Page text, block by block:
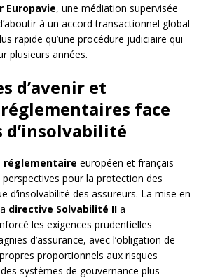
Europavie, une médiation supervisée
à un accord transactionnel global
rapide qu’une procédure judiciaire qui
plusieurs années.
d’avenir et
face
d’insolvabilité
réglementaire européen et français
pour la protection des
d’insolvabilité des assureurs. La mise en
directive Solvabilité II a
les exigences prudentielles
d’assurance, avec l’obligation de
proportionnels aux risques
systèmes de gouvernance plus